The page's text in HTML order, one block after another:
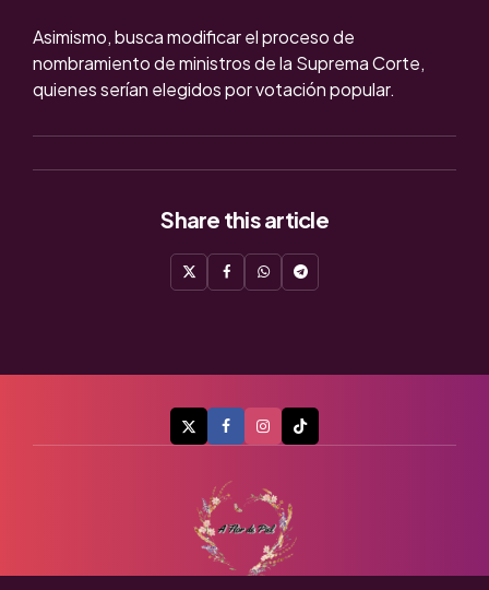
Asimismo, busca modificar el proceso de
nombramiento de ministros de la Suprema Corte,
quienes serían elegidos por votación popular.
Share this article